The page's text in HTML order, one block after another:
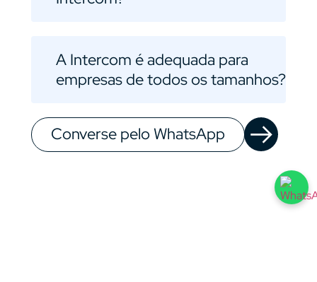
A Intercom é adequada para
empresas de todos os tamanhos?
Converse pelo WhatsApp